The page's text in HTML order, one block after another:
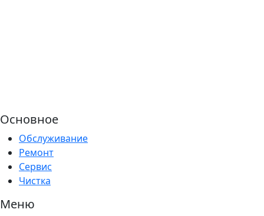
Основное
Обслуживание
Ремонт
Сервис
Чистка
Меню